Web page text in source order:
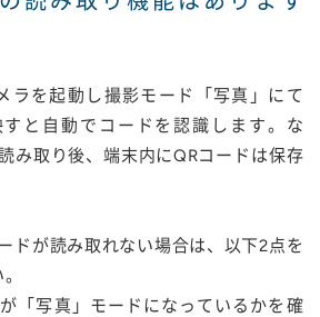
ラを起動し撮影モード「写真」にて
すと自動でコードを認識します。な
み取り後、端末内にQRコードは保存
ドが読み取れない場合は、以下2点を
「写真」モードになっているかを確